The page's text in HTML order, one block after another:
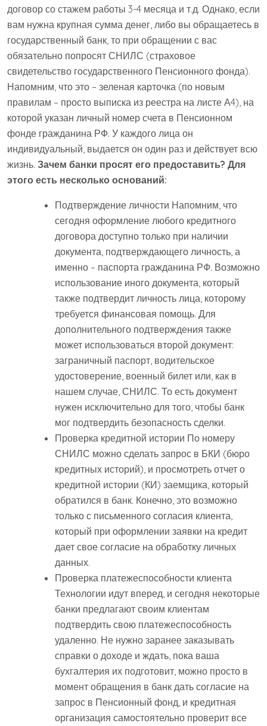
договор со стажем работы 3-4 месяца и т.д. Однако, если
вам нужна крупная сумма денег, либо вы обращаетесь в
государственный банк, то при обращении с вас
обязательно попросят СНИЛС (страховое
свидетельство государственного Пенсионного фонда).
Напомним, что это – зеленая карточка (по новым
правилам – просто выписка из реестра на листе А4), на
которой указан личный номер счета в Пенсионном
фонде гражданина РФ. У каждого лица он
индивидуальный, выдается он один раз и действует всю
жизнь. Зачем банки просят его предоставить? Для
этого есть несколько оснований:
Подтверждение личности Напомним, что
сегодня оформление любого кредитного
договора доступно только при наличии
документа, подтверждающего личность, а
именно – паспорта гражданина РФ. Возможно
использование иного документа, который
также подтвердит личность лица, которому
требуется финансовая помощь. Для
дополнительного подтверждения также
может использоваться второй документ:
заграничный паспорт, водительское
удостоверение, военный билет или, как в
нашем случае, СНИЛС. То есть документ
нужен исключительно для того, чтобы банк
мог подтвердить безопасность сделки.
Проверка кредитной истории По номеру
СНИЛС можно сделать запрос в БКИ (бюро
кредитных историй), и просмотреть отчет о
кредитной истории (КИ) заемщика, который
обратился в банк. Конечно, это возможно
только с письменного согласия клиента,
который при оформлении заявки на кредит
дает свое согласие на обработку личных
данных.
Проверка платежеспособности клиента
Технологии идут вперед, и сегодня некоторые
банки предлагают своим клиентам
подтвердить свою платежеспособность
удаленно. Не нужно заранее заказывать
справки о доходе и ждать, пока ваша
бухгалтерия их подготовит, можно просто в
момент обращения в банк дать согласие на
запрос в Пенсионный фонд, и кредитная
организация самостоятельно проверит все